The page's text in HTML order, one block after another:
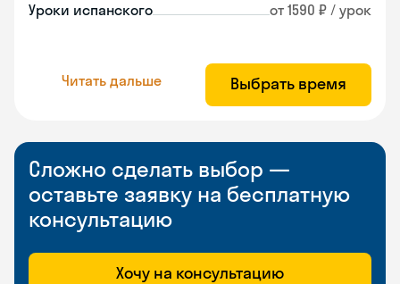
Уроки испанского от 1590 ₽ / урок
Читать дальше Выбрать время
Сложно сделать выбор —
оставьте заявку на бесплатную
консультацию
Хочу на консультацию